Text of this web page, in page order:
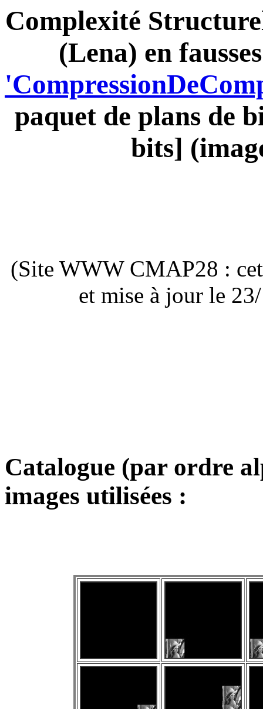
Complexité
(Lena) en
paquet de plans de
bits]
(Site WWW CMAP28 :
et mise à jour le
Catalogue (par ordre
images utilisées :